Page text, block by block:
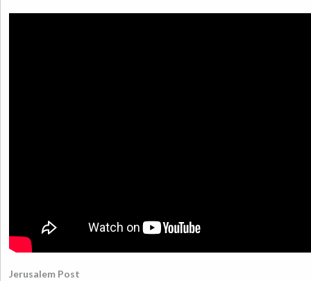
Jerusalem Post